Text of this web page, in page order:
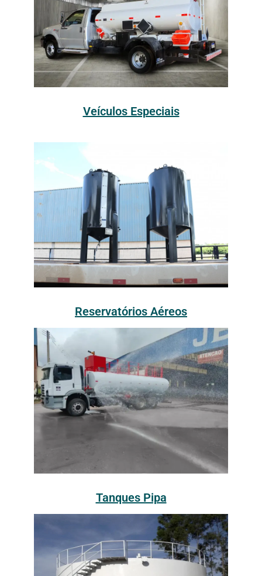
Veículos Especiais
Reservatórios Aéreos
Tanques Pipa